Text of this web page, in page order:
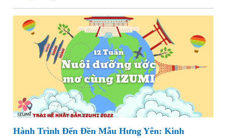
Hành Trình Đến Đền Mẫu Hưng Yên: Kinh